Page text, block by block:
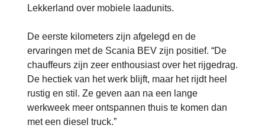
Lekkerland over mobiele laadunits.
De eerste kilometers zijn afgelegd en de
ervaringen met de Scania BEV zijn positief. “De
chauffeurs zijn zeer enthousiast over het rijgedrag.
De hectiek van het werk blijft, maar het rijdt heel
rustig en stil. Ze geven aan na een lange
werkweek meer ontspannen thuis te komen dan
met een diesel truck.”